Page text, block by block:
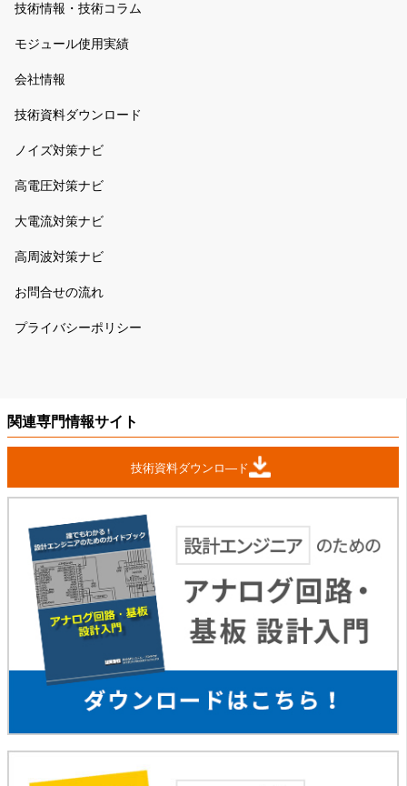
技術情報・技術コラム
モジュール使用実績
会社情報
技術資料ダウンロード
ノイズ対策ナビ
高電圧対策ナビ
大電流対策ナビ
高周波対策ナビ
お問合せの流れ
プライバシーポリシー
関連専門情報サイト
技術資料ダウンロ―ド